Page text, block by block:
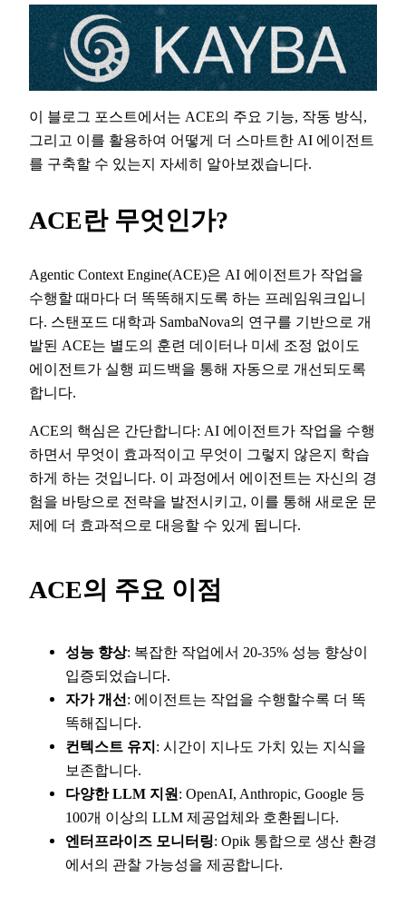
이 블로그 포스트에서는 ACE의 주요 기능, 작동 방식,
그리고 이를 활용하여 어떻게 더 스마트한 AI 에이전트
를 구축할 수 있는지 자세히 알아보겠습니다.
ACE란 무엇인가?
Agentic Context Engine(ACE)은 AI 에이전트가 작업을
수행할 때마다 더 똑똑해지도록 하는 프레임워크입니
다. 스탠포드 대학과 SambaNova의 연구를 기반으로 개
발된 ACE는 별도의 훈련 데이터나 미세 조정 없이도
에이전트가 실행 피드백을 통해 자동으로 개선되도록
합니다.
ACE의 핵심은 간단합니다: AI 에이전트가 작업을 수행
하면서 무엇이 효과적이고 무엇이 그렇지 않은지 학습
하게 하는 것입니다. 이 과정에서 에이전트는 자신의 경
험을 바탕으로 전략을 발전시키고, 이를 통해 새로운 문
제에 더 효과적으로 대응할 수 있게 됩니다.
ACE의 주요 이점
성능 향상: 복잡한 작업에서 20-35% 성능 향상이
입증되었습니다.
자가 개선: 에이전트는 작업을 수행할수록 더 똑
똑해집니다.
컨텍스트 유지 : 시간이 지나도 가치 있는 지식을
보존합니다.
다양한 LLM 지원: OpenAI, Anthropic, Google 등
100개 이상의 LLM 제공업체와 호환됩니다.
엔터프라이즈 모니터링: Opik 통합으로 생산 환경
에서의 관찰 가능성을 제공합니다.